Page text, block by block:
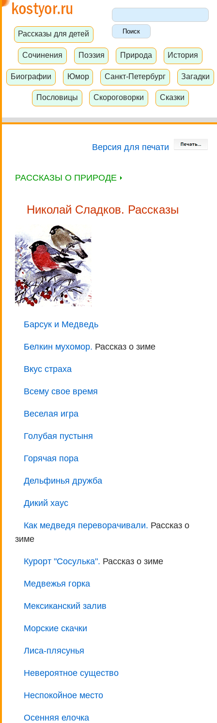
Рассказы для детей
Сочинения Поэзия Природа История
Биографии Юмор Санкт-Петербург Загадки
Пословицы Скороговорки Сказки
Версия для печати
РАССКАЗЫ О ПРИРОДЕ
Николай Сладков. Рассказы
Барсук и Медведь
Белкин мухомор. Рассказ о зиме
Вкус страха
Всему свое время
Веселая игра
Голубая пустыня
Горячая пора
Дельфинья дружба
Дикий хаус
Как медведя переворачивали. Рассказ о
зиме
Курорт "Сосулька". Рассказ о зиме
Медвежья горка
Мексиканский залив
Морские скачки
Лиса-плясунья
Невероятное существо
Неспокойное место
Осенняя елочка